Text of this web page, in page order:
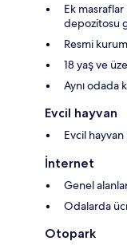
Ek
depozitosu
Resmi
18 yaş ve
Aynı odada
Evcil hayvan
Evcil
İnternet
Genel
Odalarda
Otopark